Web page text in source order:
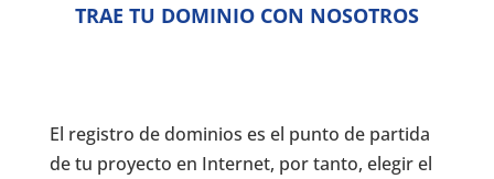
TRAE TU DOMINIO CON NOSOTROS
El registro de dominios es el punto de partida
de tu proyecto en Internet, por tanto, elegir el